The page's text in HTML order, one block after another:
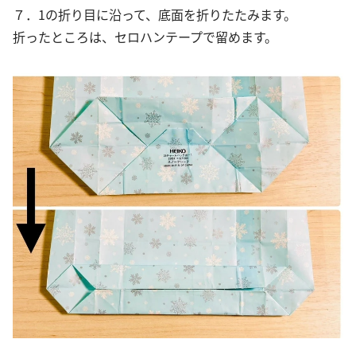
７．1の折り目に沿って、底面を折りたたみます。
折ったところは、セロハンテープで留めます。